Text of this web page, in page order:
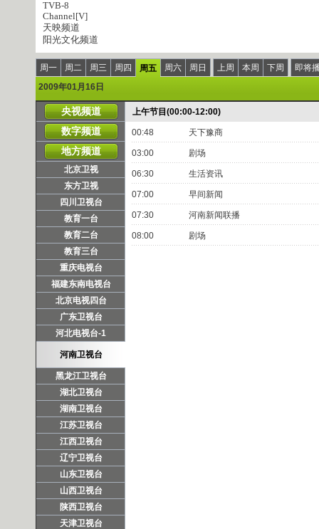
TVB-8
Channel[V]
天映频道
阳光文化频道
周一 周二 周三 周四 周五 周六 周日 上周 本周 下周
即将
2009年01月16日
央视频道
数字频道
地方频道
北京卫视
东方卫视
四川卫视台
教育一台
教育二台
教育三台
重庆电视台
福建东南电视台
北京电视四台
广东卫视台
河北电视台-1
河南卫视台
黑龙江卫视台
湖北卫视台
湖南卫视台
江苏卫视台
江西卫视台
辽宁卫视台
山东卫视台
山西卫视台
陕西卫视台
天津卫视台
上午节目(00:00-12:00)
00:48 天下豫商
03:00 剧场
06:30 生活资讯
07:00 早间新闻
07:30 河南新闻联播
08:00 剧场